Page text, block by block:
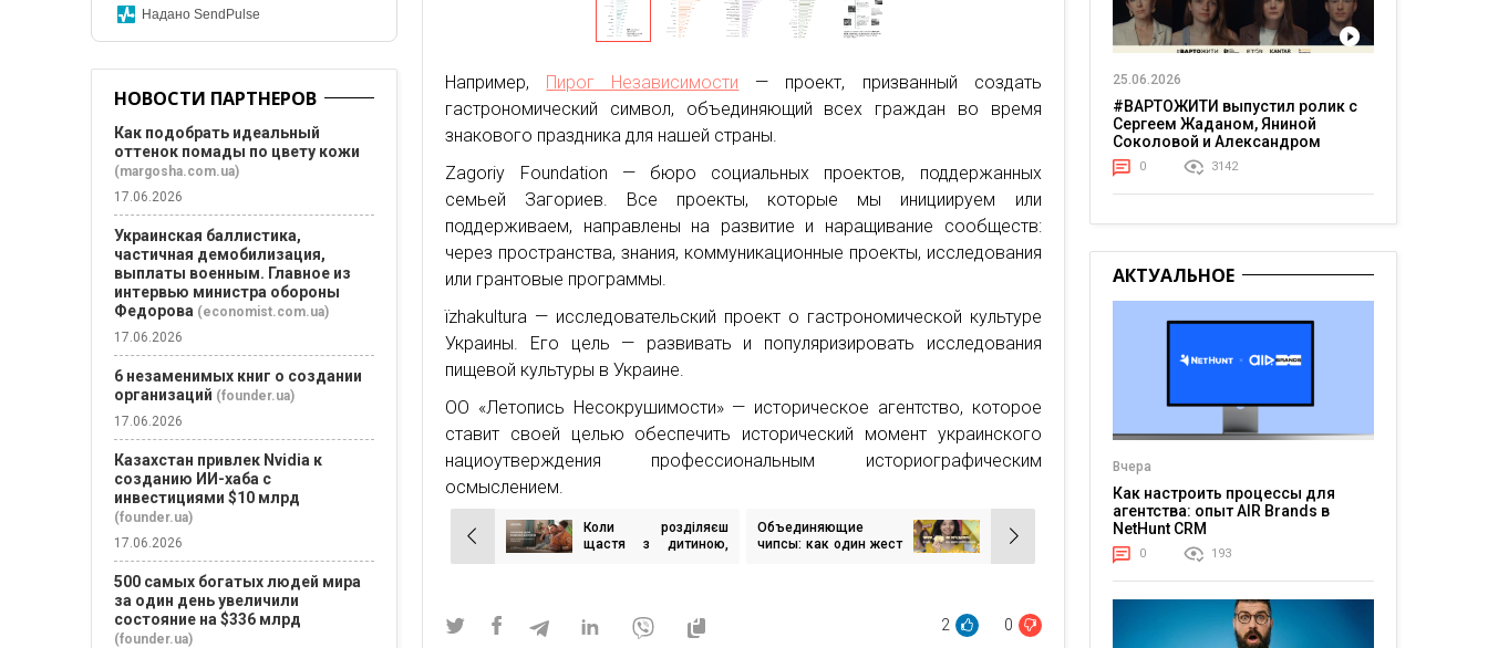
Например, Пирог Независимости — проект, призванный создать
гастрономический символ, объединяющий всех граждан во время
знакового праздника для нашей страны.
Zagoriy Foundation — бюро социальных проектов, поддержанных
семьей Загориев. Все проекты, которые мы инициируем или
поддерживаем, направлены на развитие и наращивание сообществ:
через пространства, знания, коммуникационные проекты, исследования
или грантовые программы.
їzhakultura — исследовательский проект о гастрономической культуре
Украины. Его цель — развивать и популяризировать исследования
пищевой культуры в Украине.
ОО «Летопись Несокрушимости» — историческое агентство, которое
ставит своей целью обеспечить исторический момент украинского
нациоутверждения профессиональным историографическим
осмыслением.
Навигация
по
Коли розділяєш
щастя з дитиною,
Объединяющие
чипсы: как один жест
2 0
Надано SendPulse
НОВОСТИ ПАРТНЕРОВ
Как подобрать идеальный
оттенок помады по цвету кожи
(margosha.com.ua)
17.06.2026
Украинская баллистика,
частичная демобилизация,
выплаты военным. Главное из
интервью министра обороны
Федорова (economist.com.ua)
17.06.2026
6 незаменимых книг о создании
организаций (founder.ua)
17.06.2026
Казахстан привлек Nvidia к
созданию ИИ-хаба с
инвестициями $10 млрд
(founder.ua)
17.06.2026
500 самых богатых людей мира
за один день увеличили
состояние на $336 млрд
(founder.ua)
25.06.2026
#ВАРТОЖИТИ выпустил ролик с
Сергеем Жаданом, Яниной
Соколовой и Александром
Тереном о жизни в постоянном
напряжении
0 3142
АКТУАЛЬНОЕ
Вчера
Как настроить процессы для
агентства: опыт AIR Brands в
NetHunt CRM
0 193